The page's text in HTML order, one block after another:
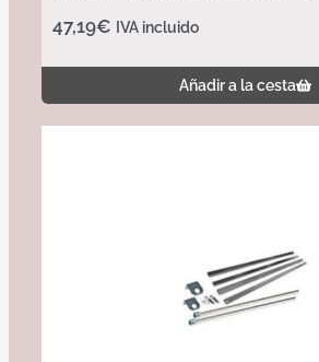
47,19€ IVA incluido
Añadir a la cesta